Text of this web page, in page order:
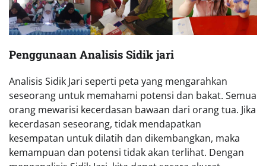
Penggunaan Analisis Sidik jari
Analisis Sidik Jari seperti peta yang mengarahkan
seseorang untuk memahami potensi dan bakat. Semua
orang mewarisi kecerdasan bawaan dari orang tua. Jika
kecerdasan seseorang, tidak mendapatkan
kesempatan untuk dilatih dan dikembangkan, maka
kemampuan dan potensi tidak akan terlihat. Dengan